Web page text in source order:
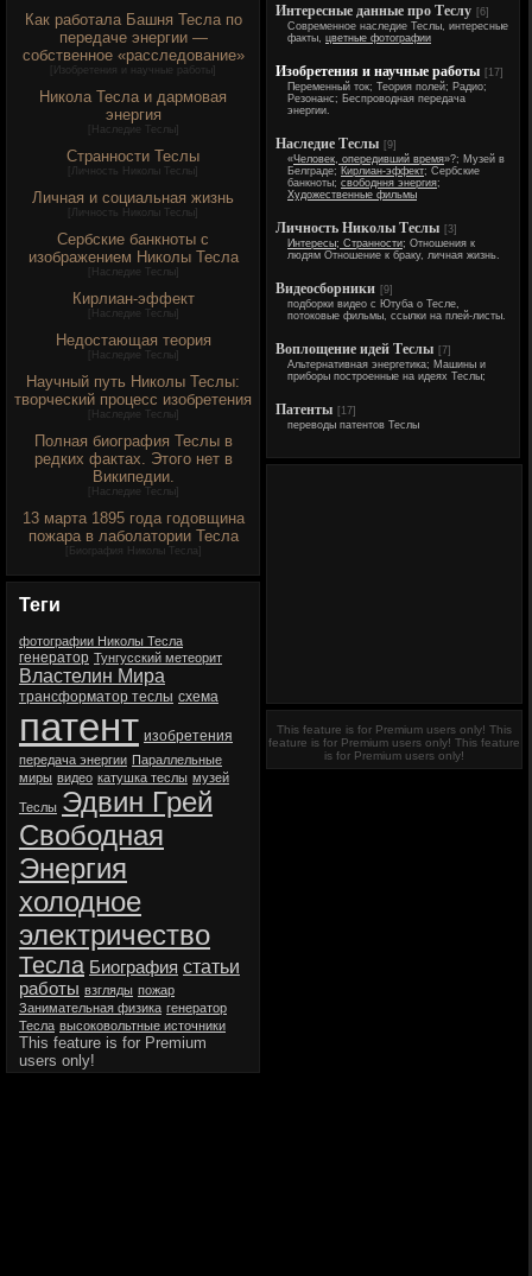
Как работала Башня Тесла по
передаче энергии —
собственное «расследование»
Изобретения и научные работы
Никола Тесла и дармовая
энергия
Наследие Теслы]
Странности Теслы
Личность Николы Теслы
Личная и социальная жизнь
Личность Николы Теслы
Сербские банкноты с
изображением Николы Тесла
Наследие Теслы]
Кирлиан-эффект
Наследие Теслы]
Недостающая теория
Наследие Теслы]
Научный путь Николы Теслы:
творческий процесс изобретения
Наследие Теслы]
Полная биография Теслы в
редких фактах. Этого нет в
Википедии.
Наследие Теслы]
13 марта 1895 года годовщина
пожара в лаболатории Тесла
Биография Николы Тесла
Теги
фотографии Николы Тесла
генератор Тунгусский метеорит
Властелин Мира
трансформатор теслы схема
патент изобретения
передача энергии Параллельные
миры видео катушка теслы музей
Теслы Эдвин Грей
Свободная
Энергия
холодное
электричество
Тесла Биография статьи
работы взгляды пожар
Занимательная физика генератор
Тесла высоковольтные источники
This feature is for Premium
users only!
Интересные данные про Теслу [6]
Современное наследие Теслы, интересные
факты, цветные фотографии
Изобретения и научные работы [17]
Переменный ток; Теория полей; Радио;
Резонанс; Беспроводная передача
энергии.
Наследие Теслы [9]
«Человек, опередивший время»?; Музей в
Белграде; Кирлиан-эффект; Сербские
банкноты; свободння энергия;
Художественные фильмы
Личность Николы Теслы [3]
Интересы; Странности; Отношения к
людям Отношение к браку, личная жизнь.
Видеосборники [9]
подборки видео с Ютуба о Тесле,
потоковые фильмы, ссылки на плей-листы.
Воплощение идей Теслы [7]
Альтернативная энергетика; Машины и
приборы построенные на идеях Теслы;
Патенты [17]
переводы патентов Теслы
This feature is for Premium users only! This
feature is for Premium users only! This feature
is for Premium users only!